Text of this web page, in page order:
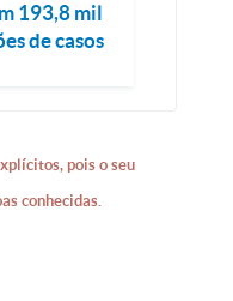
193,8 mil
de casos
pois o seu
conhecidas.